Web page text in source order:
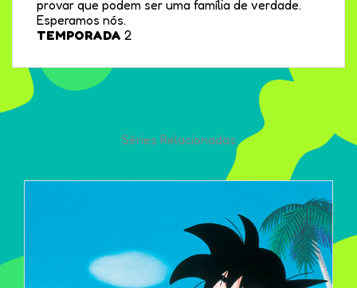
provar que podem ser uma família de verdade.
Esperamos nós.
TEMPORADA 2
Séries Relacionadas